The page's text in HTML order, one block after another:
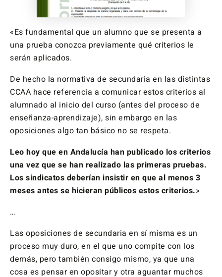
«Es fundamental que un alumno que se presenta a
una prueba conozca previamente qué criterios le
serán aplicados.
De hecho la normativa de secundaria en las distintas
CCAA hace referencia a comunicar estos criterios al
alumnado al inicio del curso (antes del proceso de
enseñanza-aprendizaje), sin embargo en las
oposiciones algo tan básico no se respeta.
Leo hoy que en Andalucía han publicado los criterios
una vez que se han realizado las primeras pruebas.
Los sindicatos deberían insistir en que al menos 3
meses antes se hicieran públicos estos criterios.»
…
Las oposiciones de secundaria en sí misma es un
proceso muy duro, en el que uno compite con los
demás, pero también consigo mismo, ya que una
cosa es pensar en opositar y otra aguantar muchos